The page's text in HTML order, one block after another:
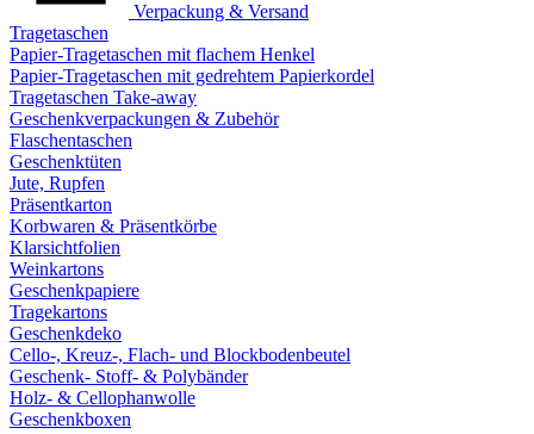
Verpackung & Versand
Tragetaschen
Papier-Tragetaschen mit flachem Henkel
Papier-Tragetaschen mit gedrehtem Papierkordel
Tragetaschen Take-away
Geschenkverpackungen & Zubehör
Flaschentaschen
Geschenktüten
Jute, Rupfen
Präsentkarton
Korbwaren & Präsentkörbe
Klarsichtfolien
Weinkartons
Geschenkpapiere
Tragekartons
Geschenkdeko
Cello-, Kreuz-, Flach- und Blockbodenbeutel
Geschenk- Stoff- & Polybänder
Holz- & Cellophanwolle
Geschenkboxen